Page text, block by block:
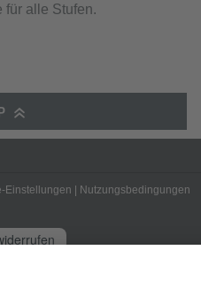
für alle Stufen.
Einstellungen
Nutzungsbedingungen